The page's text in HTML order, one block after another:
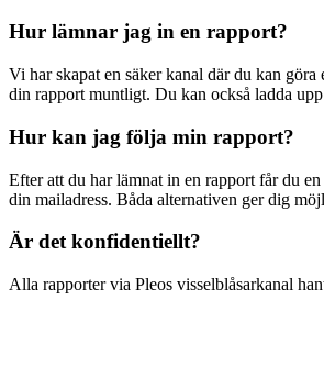
Hur lämnar jag in en rapport?
Vi har skapat en säker kanal där du kan
din rapport muntligt. Du kan också ladda
Hur kan jag följa min rapport?
Efter att du har lämnat in en rapport får du
din mailadress. Båda alternativen ger dig
Är det konfidentiellt?
Alla rapporter via Pleos visselblåsarkanal